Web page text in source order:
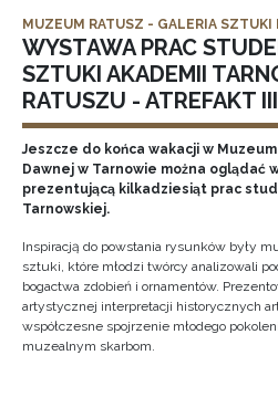
MUZEUM RATUSZ - GALERIA SZTUKI
WYSTAWA PRAC
SZTUKI AKADEMII
RATUSZU - ATREFAKT III
Jeszcze do końca wakacji w
Dawnej w Tarnowie można oglądać
prezentującą kilkadziesiąt prac
Tarnowskiej.
Inspiracją do powstania rysunków były
sztuki, które młodzi twórcy analizowali
bogactwa zdobień i ornamentów.
artystycznej interpretacji historycznych
współczesne spojrzenie młodego
muzealnym skarbom.